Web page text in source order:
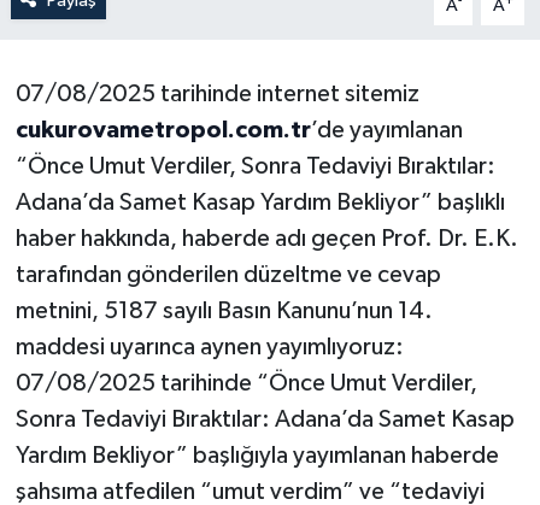
A A
07/08/2025 tarihinde internet sitemiz
cukurovametropol.com.tr’de yayımlanan
“Önce Umut Verdiler, Sonra Tedaviyi Bıraktılar:
Adana’da Samet Kasap Yardım Bekliyor” başlıklı
haber hakkında, haberde adı geçen Prof. Dr. E.K.
tarafından gönderilen düzeltme ve cevap
metnini, 5187 sayılı Basın Kanunu’nun 14.
maddesi uyarınca aynen yayımlıyoruz:
07/08/2025 tarihinde “Önce Umut Verdiler,
Sonra Tedaviyi Bıraktılar: Adana’da Samet Kasap
Yardım Bekliyor” başlığıyla yayımlanan haberde
şahsıma atfedilen “umut verdim” ve “tedaviyi